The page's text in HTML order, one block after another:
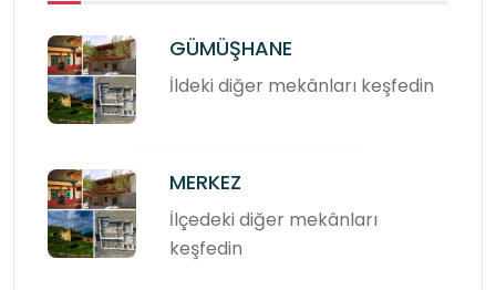
GÜMÜŞHANE
İldeki diğer mekânları keşfedin
MERKEZ
İlçedeki diğer mekânları
keşfedin